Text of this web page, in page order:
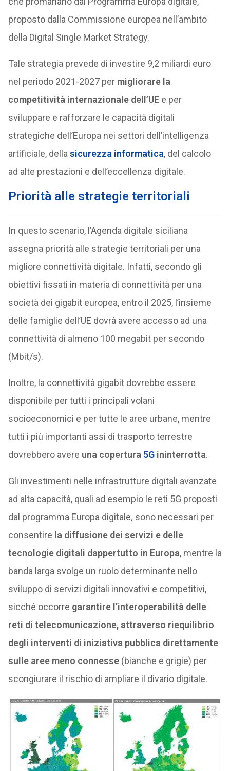
proposto dalla Commissione europea nell’ambito
della Digital Single Market Strategy.
Tale strategia prevede di investire 9,2 miliardi euro
nel periodo 2021-2027 permigliorare la
competitività internazionale dell’UEe per
sviluppare e rafforzare le capacità digitali
strategiche dell’Europa nei settori dell’intelligenza
artificiale, della sicurezza informatica, del calcolo
ad alte prestazioni e dell’eccellenza digitale.
Priorità alle strategie territoriali
In questo scenario, l’Agenda digitale siciliana
assegna priorità alle strategie territoriali per una
migliore connettività digitale. Infatti, secondo gli
obiettivi fissati in materia di connettività per una
società dei gigabit europea, entro il 2025, l’insieme
delle famiglie dell’UE dovrà avere accesso ad una
connettività di almeno 100 megabit per secondo
(Mbit/s).
Inoltre, la connettività gigabit dovrebbe essere
disponibile per tutti i principali volani
socioeconomici e per tutte le aree urbane, mentre
tutti i più importanti assi di trasporto terrestre
dovrebbero avere una copertura 5Gininterrotta.
Gli investimenti nelle infrastrutture digitali avanzate
ad alta capacità, quali ad esempio le reti 5G proposti
dal programma Europa digitale, sono necessari per
consentire la diffusione dei servizi e delle
tecnologie digitali dappertutto in Europa, mentre la
banda larga svolge un ruolo determinante nello
sviluppo di servizi digitali innovativi e competitivi,
sicché occorre garantire l’interoperabilità delle
reti di telecomunicazione, attraverso riequilibrio
degli interventi di iniziativa pubblica direttamente
sulle aree meno connesse(bianche e grigie) per
scongiurare il rischio di ampliare il divario digitale.